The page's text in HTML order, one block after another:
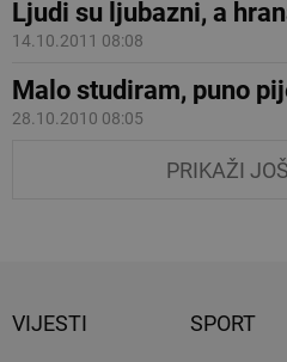
Ljudi su ljubazni, a
14.10.2011 08:08
Malo studiram, puno
28.10.2010 08:05
PRIKAŽI
VIJESTI SPORT